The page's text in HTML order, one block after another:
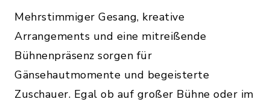
Mehrstimmiger Gesang, kreative
Arrangements und eine mitreißende
Bühnenpräsenz sorgen für
Gänsehautmomente und begeisterte
Zuschauer. Egal ob auf großer Bühne oder im